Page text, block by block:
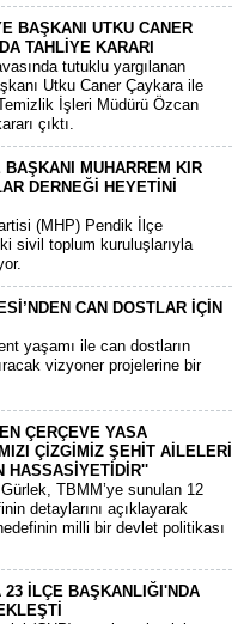
BAŞKANI UTKU CANER
TAHLİYE KARARI
tutuklu yargılanan
Utku Caner Çaykara ile
İşleri Müdürü Özcan
çıktı.
BAŞKANI MUHARREM KIR
DERNEĞİ HEYETİNİ
(MHP) Pendik İlçe
sivil toplum kuruluşlarıyla
CAN DOSTLAR İÇİN
yaşamı ile can dostların
vizyoner projelerine bir
ÇERÇEVE YASA
ÇİZGİMİZ ŞEHİT AİLELERİ
HASSASİYETİDİR''
TBMM’ye sunulan 12
detaylarını açıklayarak
milli bir devlet politikası
23 İLÇE BAŞKANLIĞI'NDA